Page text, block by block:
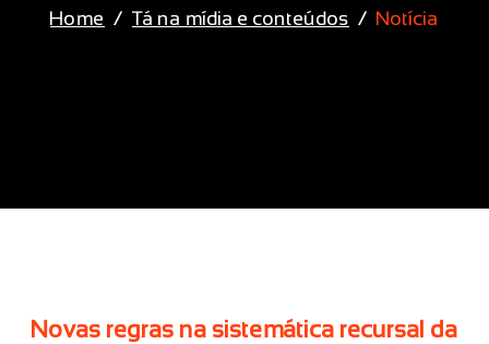
Home Tá na mídia e conteúdos Notícia
Novas regras na sistemática recursal da